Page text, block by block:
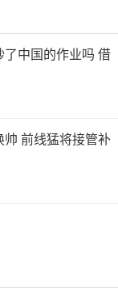
中国的作业吗 借
前线猛将接管补